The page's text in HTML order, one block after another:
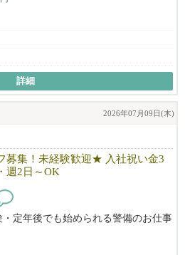
詳細
2026年07月09日(木)
募集！未経験歓迎★ 入社祝い金3
週2日～OK
・定年後でも始められる警備のお仕事